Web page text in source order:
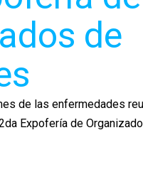
de
de las enfermedades
Expofería de